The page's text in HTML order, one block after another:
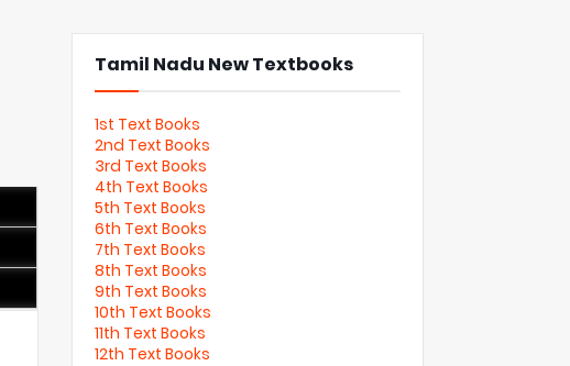
Tamil Nadu New Textbooks
1st Text Books
2nd Text Books
3rd Text Books
4th Text Books
5th Text Books
6th Text Books
7th Text Books
8th Text Books
9th Text Books
10th Text Books
11th Text Books
12th Text Books